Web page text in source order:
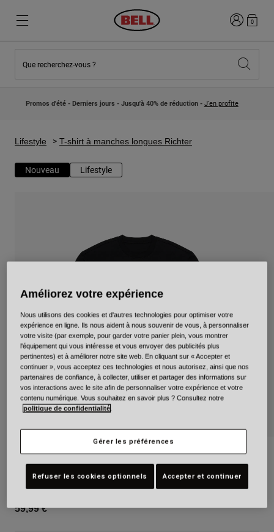
Nouveautés
Casques Motocross Enfant
Explorez Moto
Rétro
Pièces détachées
Voir tout
Nouveautés
Lifestyle
Route et Gravel
Urbain
BMX
Pièces détachées
Voir tout
Connexion
0
Que recherchez-vous ?
Promos d'été - Derniers jours - Jusqu'à 40% de réduction - J'en profite
Lifestyle T-shirt à manches longues Richter
Nouveau Lifestyle
T-shirt à manches longues Richter
Article n°38577
59,99 €
Améliorez votre expérience
Nous utilisons des cookies et d'autres technologies pour optimiser votre
expérience en ligne. Ils nous aident à nous souvenir de vous, à personnaliser
votre visite (par exemple, pour garder votre panier plein, vous montrer
l'équipement qui vous intéresse et vous envoyer des publicités plus
pertinentes) et à améliorer notre site web. En cliquant sur « Accepter et
continuer », vous acceptez ces technologies et nous autorisez, ainsi que nos
partenaires de confiance, à collecter, utiliser et partager des informations sur
vos interactions avec le site afin de personnaliser votre expérience et votre
contenu numérique. Vous souhaitez en savoir plus ? Consultez notre
politique de confidentialité.
Gérer les préférences
Refuser les cookies optionnels Accepter et continuer